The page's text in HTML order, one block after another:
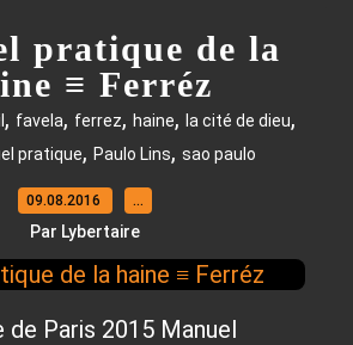
pratique de la
≡ Ferréz
, favela, ferrez, haine, la cité de dieu,
pratique, Paulo Lins, sao paulo
09.08.2016 …
Par Lybertaire
de Paris 2015 Manuel